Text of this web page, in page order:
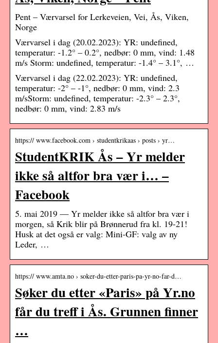
Pent – Værvarsel for Lerkeveien, Vei, Ås, Viken,
Norge
Værvarsel i dag (20.02.2023): YR: undefined,
temperatur: -1.2° – 0.2°, nedbør: 0 mm, vind: 1.48
m/s Storm: undefined, temperatur: -1.4° – 3.1°, …
Værvarsel i dag (22.02.2023): YR: undefined,
temperatur: -2° – -1°, nedbør: 0 mm, vind: 2.3
m/sStorm: undefined, temperatur: -2.3° – 2.3°,
nedbør: 0 mm, vind: 2.83 m/s
https:// www.facebook.com › studentkrikaas › posts › yr…
StudentKRIK Ås – Yr melder
ikke så altfor bra vær i… –
Facebook
5. mai 2019 — Yr melder ikke så altfor bra vær i
morgen, så Krik blir på Brønnerud fra kl. 19-21!
Husk at det også er valg: Mini-GF: valg av ny
Leder, …
https:// www.amta.no › soker-du-etter-paris-pa-yr-no-far-d…
Søker du etter «Paris» på Yr.no
får du treff i Ås. Grunnen finner
…